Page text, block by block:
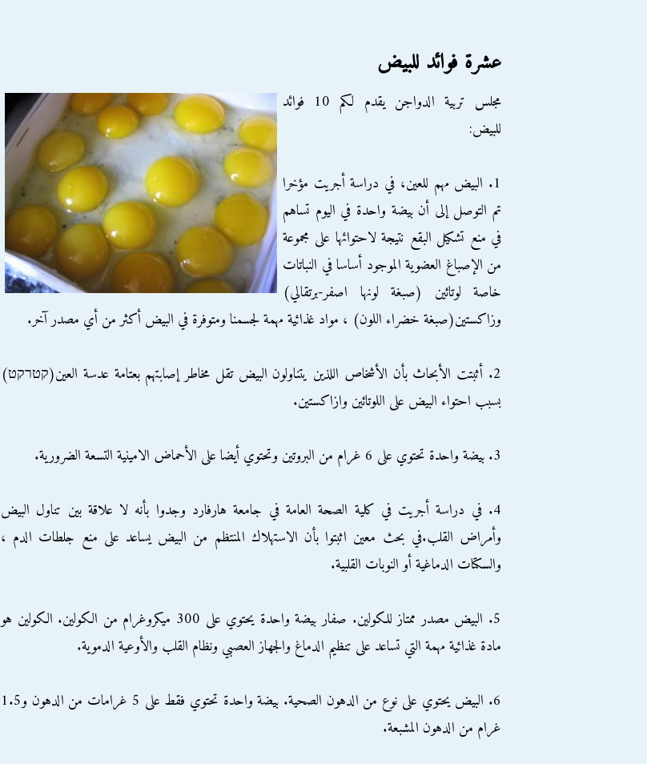
عشرة فوائد للبيض
مجلس تربية الدواجن يقدم لكم 10 فوائد
للبيض:
1. البيض مهم للعين، في دراسة أجريت مؤخرا
تم التوصل إلى أن بيضة واحدة في اليوم تساهم
في منع تشكيل البقع نتيجة لاحتوائها على مجموعة
من الإصباغ العضوية الموجود أساسا في النباتات
خاصة لوتائين (صبغة لونها اصفر-برتقالي)
وزاكستين(صبغة خضراء اللون) ، مواد غذائية مهمة لجسمنا ومتوفرة في البيض أكثر من أي مصدر آخر.
2. أثبتت الأبحاث بأن الأشخاص اللذين يتناولون البيض تقل مخاطر إصابتهم بعتامة عدسة العين(קטרקט)
بسبب احتواء البيض على اللوتائين وازاكستين.
3. بيضة واحدة تحتوي على 6 غرام من البروتين وتحتوي أيضا على الأحماض الامينية التسعة الضرورية.
4. في دراسة أجريت في كلية الصحة العامة في جامعة هارفارد وجدوا بأنه لا علاقة بين تناول البيض
وأمراض القلب.في بحث معين اثبتوا بأن الاستهلاك المنتظم من البيض يساعد على منع جلطات الدم ،
والسكتات الدماغية أو النوبات القلبية.
5. البيض مصدر ممتاز للكولين. صفار بيضة واحدة يحتوي على 300 ميكروغرام من الكولين. الكولين هو
مادة غذائية مهمة التي تساعد على تنظيم الدماغ والجهاز العصبي ونظام القلب والأوعية الدموية.
6. البيض يحتوي على نوع من الدهون الصحية. بيضة واحدة تحتوي فقط على 5 غرامات من الدهون و1.5
غرام من الدهون المشبعة.